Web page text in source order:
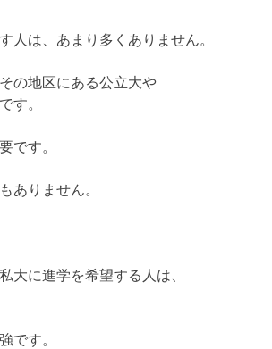
人は、あまり多くありません。
の地区にある公立大や
す。
です。
ありません。
大に進学を希望する人は、
です。